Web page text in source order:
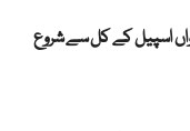
ڈی ایم اے نے مون سون کا 5 واں اسپیل کے کل سے شروع